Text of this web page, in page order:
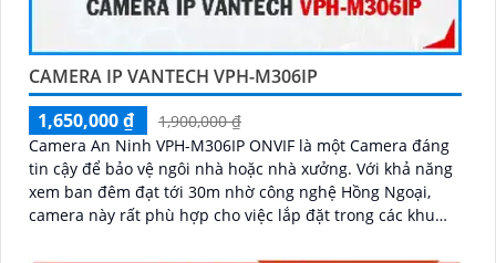
CAMERA IP VANTECH VPH-M306IP
1,650,000 ₫
1,900,000 ₫
Camera An Ninh VPH-M306IP ONVIF là một Camera đáng
tin cậy để bảo vệ ngôi nhà hoặc nhà xưởng. Với khả năng
xem ban đêm đạt tới 30m nhờ công nghệ Hồng Ngoại,
camera này rất phù hợp cho việc lắp đặt trong các khu